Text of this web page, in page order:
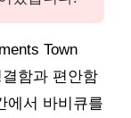
Town
함과 편안함
에서 바비큐를